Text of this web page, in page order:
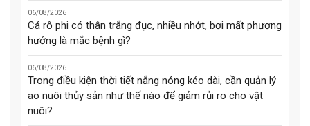
06/08/2026
Cá rô phi có thân trắng đục, nhiều nhớt, bơi mất phương
hướng là mắc bệnh gì?
06/08/2026
Trong điều kiện thời tiết nắng nóng kéo dài, cần quản lý
ao nuôi thủy sản như thế nào để giảm rủi ro cho vật
nuôi?